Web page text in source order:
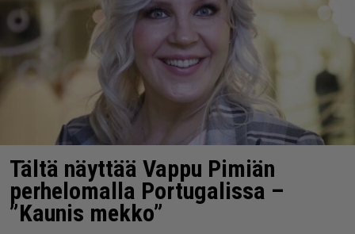
Tältä näyttää Vappu Pimiän
perhelomalla Portugalissa –
”Kaunis mekko”